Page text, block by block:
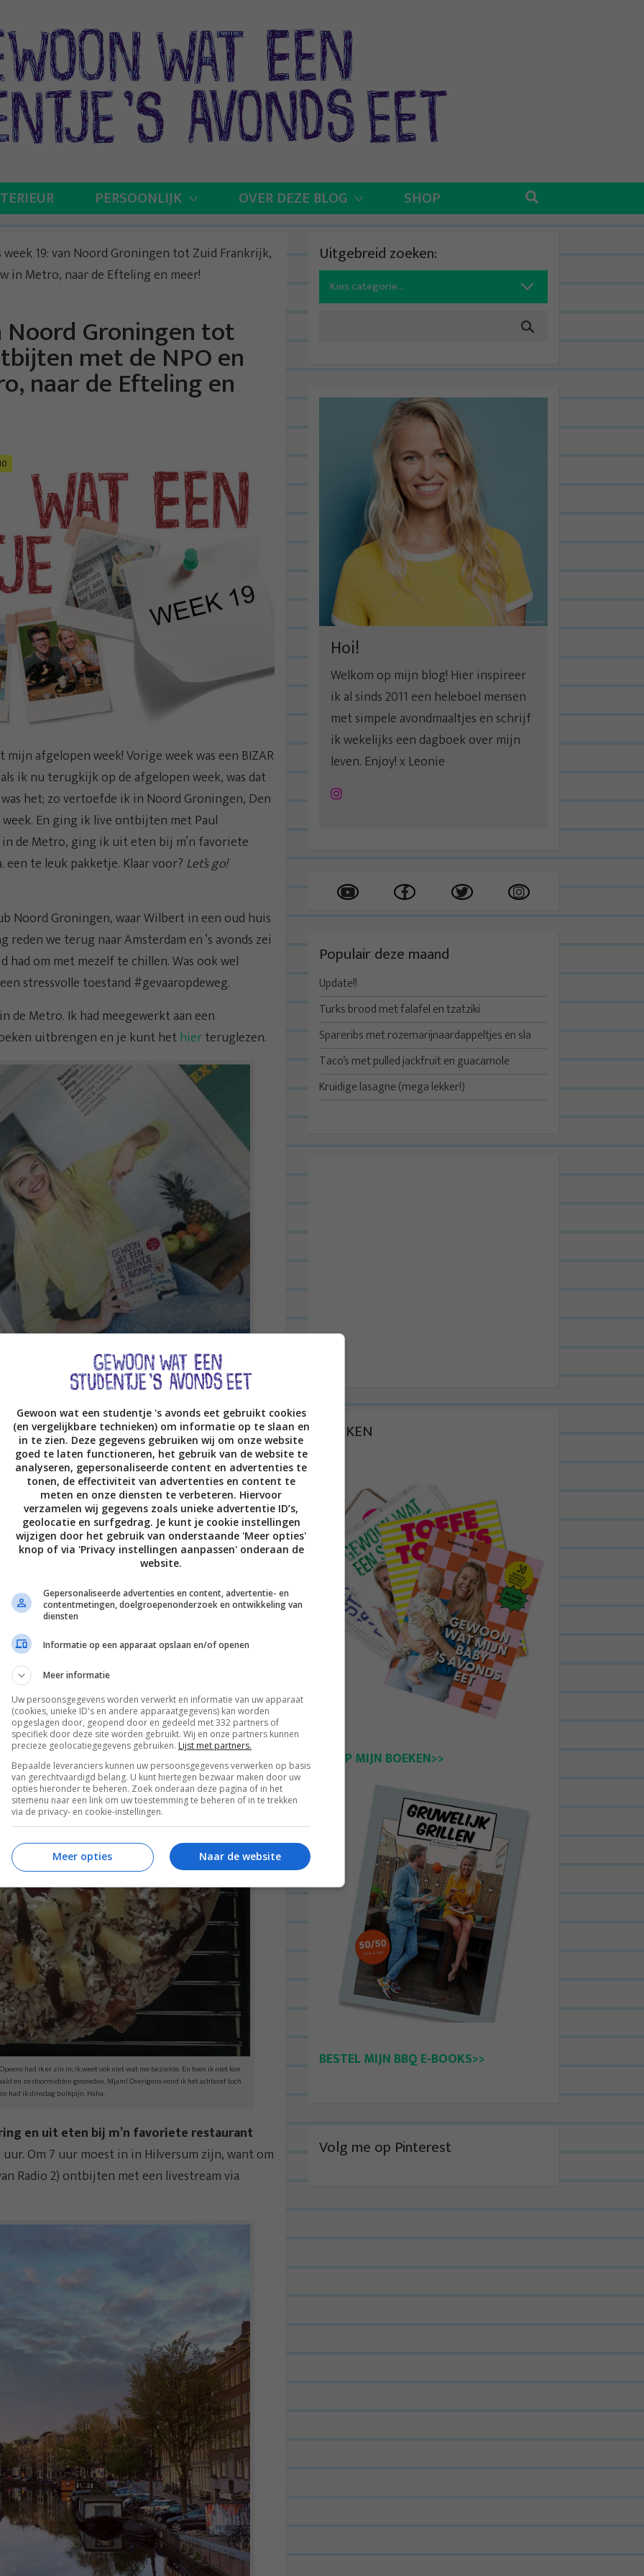
PERSOONLIJK OVER DEZE BLOG SHOP
week 19: van Noord Groningen tot Zuid Frankrijk,
in Metro, naar de Efteling en meer!
Noord Groningen tot
met de NPO en
naar de Efteling en
afgelopen week! Vorige week was een BIZAR
ik nu terugkijk op de afgelopen week, was dat
het; zo vertoefde ik in Noord Groningen, Den
En ging ik live ontbijten met Paul
de Metro, ging ik uit eten bij m’n favoriete
te leuk pakketje. Klaar voor? Let’s go!
Noord Groningen, waar Wilbert in een oud huis
we terug naar Amsterdam en ‘s avonds zei
had om met mezelf te chillen. Was ook wel
stressvolle toestand #gevaaropdeweg.
de Metro. Ik had meegewerkt aan een
uitbrengen en je kunt het hierteruglezen.
that girlllll
had ik er zin in; ik weet ook niet wat me bezielde. En toen ik niet kon
en ze doormidden gesneden. Mjam! Overigens vond ik het achteraf toch
had ik dinsdag buikpijn. Haha.
en uit eten bij m’n favoriete restaurant
Om 7 uur moest in in Hilversum zijn, want om
Radio 2) ontbijten met een livestream via
Uitgebreid zoeken:
Search
for:
Hoi!
Welkom op mijn blog! Hier inspireer
ik al sinds 2011 een heleboel mensen
met simpele avondmaaltjes en schrijf
ik wekelijks een dagboek over mijn
leven. Enjoy! x Leonie
Instagram
Populair deze maand
Update!!
Turks brood met falafel en tzatziki
Spareribs met rozemarijnaardappeltjes en sla
Taco’s met pulled jackfruit en guacamole
Kruidige lasagne (mega lekker!)
BOEKEN
KOOP MIJN BOEKEN>>
BESTEL MIJN BBQ E-BOOKS>>
Volg me op Pinterest
Gewoon wat een studentje 's avonds eet gebruikt cookies
(en vergelijkbare technieken) om informatie op te slaan en
in te zien. Deze gegevens gebruiken wij om onze website
goed te laten functioneren, het gebruik van de website te
analyseren, gepersonaliseerde content en advertenties te
tonen, de effectiviteit van advertenties en content te
meten en onze diensten te verbeteren. Hiervoor
verzamelen wij gegevens zoals unieke advertentie ID’s,
geolocatie en surfgedrag. Je kunt je cookie instellingen
wijzigen door het gebruik van onderstaande 'Meer opties'
knop of via 'Privacy instellingen aanpassen' onderaan de
website.
Gepersonaliseerde advertenties en content, advertentie- en
contentmetingen, doelgroepenonderzoek en ontwikkeling van
diensten
Informatie op een apparaat opslaan en/of openen
Meer informatie
Uw persoonsgegevens worden verwerkt en informatie van uw apparaat
(cookies, unieke ID's en andere apparaatgegevens) kan worden
opgeslagen door, geopend door en gedeeld met 332 partners of
specifiek door deze site worden gebruikt. Wij en onze partners kunnen
precieze geolocatiegegevens gebruiken. Lijst met partners.
Bepaalde leveranciers kunnen uw persoonsgegevens verwerken op basis
van gerechtvaardigd belang. U kunt hiertegen bezwaar maken door uw
opties hieronder te beheren. Zoek onderaan deze pagina of in het
sitemenu naar een link om uw toestemming te beheren of in te trekken
via de privacy- en cookie-instellingen.
Naar de website
Meer opties